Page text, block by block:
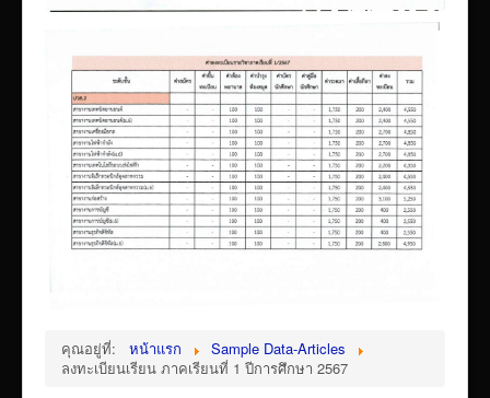
คุณอยู่ที่: หน้าแรก
Sample Data-Articles
ลงทะเบียนเรียน ภาคเรียนที่ 1 ปีการศึกษา 2567